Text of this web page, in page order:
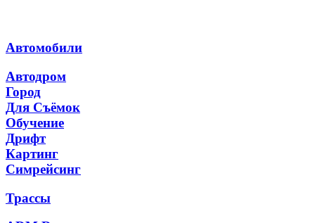
Автомобили
Автодром
Город
Для Съёмок
Обучение
Дрифт
Картинг
Симрейсинг
Трассы